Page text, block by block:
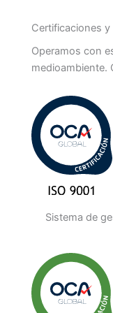
Certificaciones
Operamos con
medioambiente.
Sistema de